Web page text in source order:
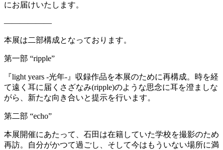
にお届けいたします。
——————
本展は二部構成となっております。
第一部 “ripple”
『light years -光年-』収録作品を本展のために再構成。時を経
て遠く耳に届くさざなみ(ripple)のような思念に耳を澄ましな
がら、新たな向き合いと提示を行います。
第二部 “echo”
本展開催にあたって、石田は在籍していた学校を撮影のため
再訪。自分がかつて過ごし、そして今はもういない場所に満